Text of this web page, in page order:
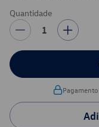
Quantidade
1